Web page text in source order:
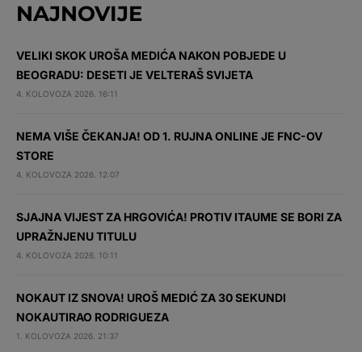
NAJNOVIJE
VELIKI SKOK UROŠA MEDIĆA NAKON POBJEDE U
BEOGRADU: DESETI JE VELTERAŠ SVIJETA
4. KOLOVOZA 2026. 16:11
NEMA VIŠE ČEKANJA! OD 1. RUJNA ONLINE JE FNC-OV
STORE
4. KOLOVOZA 2026. 12:07
SJAJNA VIJEST ZA HRGOVIĆA! PROTIV ITAUME SE BORI ZA
UPRAŽNJENU TITULU
4. KOLOVOZA 2026. 10:11
NOKAUT IZ SNOVA! UROŠ MEDIĆ ZA 30 SEKUNDI
NOKAUTIRAO RODRIGUEZA
1. KOLOVOZA 2026. 21:37